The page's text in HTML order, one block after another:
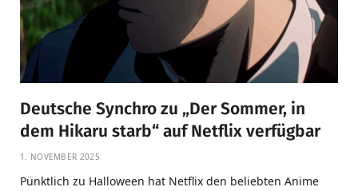
Deutsche Synchro zu „Der Sommer, in
dem Hikaru starb“ auf Netflix verfügbar
1. NOVEMBER 2025
Pünktlich zu Halloween hat Netflix den beliebten Anime